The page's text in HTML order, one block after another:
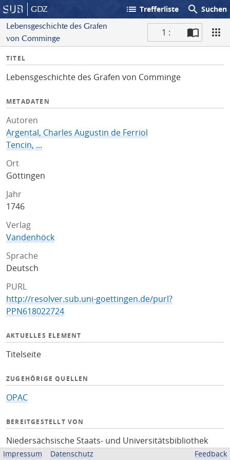
GDZ list Trefferliste search Suchen
Lebensgeschichte des Grafen
von Comminge
1 :
I
f
TITEL
Lebensgeschichte des Grafen von Comminge
METADATEN
Autoren
Argental, Charles Augustin de Ferriol
Tencin, ...
Ort
Göttingen
Jahr
1746
Verlag
Vandenhöck
Sprache
Deutsch
PURL
http://resolver.sub.uni-goettingen.de/purl?
PPN618022724
AKTUELLES ELEMENT
Titelseite
ZUGEHÖRIGE QUELLEN
OPAC
BEREITGESTELLT VON
Niedersächsische Staats- und Universitätsbibliothek
Göttingen
Impressum Datenschutz Feedback